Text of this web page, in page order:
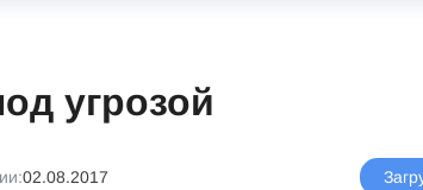
угрозой
02.08.2017